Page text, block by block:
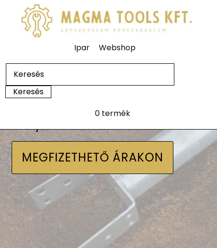
Ipar Webshop
0 termék
MEGFIZETHETŐ ÁRAKON